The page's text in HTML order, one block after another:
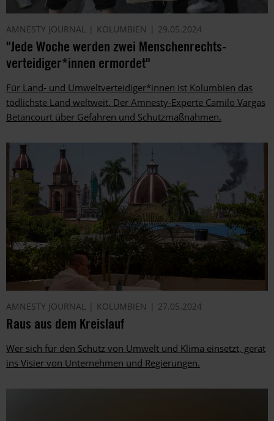
AMNESTY JOURNAL KOLUMBIEN 29.05.2024
"Jede Woche werden zwei Menschenrechts­
verteidiger*innen ermordet"
Für Land- und Umweltverteidiger*innen ist Kolumbien das
tödlichste Land weltweit. Der Amnesty-Experte Camilo Vargas
Betancourt über Gefahren und Schutzmaßnahmen.
AMNESTY JOURNAL KOLUMBIEN 27.05.2024
Raus aus dem Kreislauf
Wer sich für den Schutz von Umwelt und Klima einsetzt, gerät
ins Visier von Unternehmen und Regierungen.